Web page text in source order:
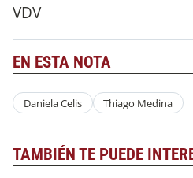
VDV
EN ESTA NOTA
Daniela Celis Thiago Medina
TAMBIÉN TE PUEDE